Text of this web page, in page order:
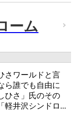
ーム
さワールドと言
ら誰でも自由に
ひさ」氏のその
軽井沢シンドロ...